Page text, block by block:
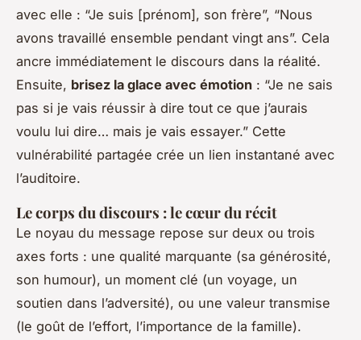
avec elle : “Je suis [prénom], son frère”, “Nous
avons travaillé ensemble pendant vingt ans”. Cela
ancre immédiatement le discours dans la réalité.
Ensuite, brisez la glace avec émotion : “Je ne sais
pas si je vais réussir à dire tout ce que j’aurais
voulu lui dire… mais je vais essayer.” Cette
vulnérabilité partagée crée un lien instantané avec
l’auditoire.
Le corps du discours : le cœur du récit
Le noyau du message repose sur deux ou trois
axes forts : une qualité marquante (sa générosité,
son humour), un moment clé (un voyage, un
soutien dans l’adversité), ou une valeur transmise
(le goût de l’effort, l’importance de la famille).